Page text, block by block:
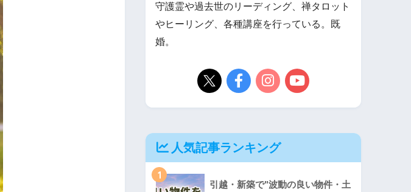
守護霊や過去世のリーディング、禅タロット
やヒーリング、各種講座を行っている。既
婚。
人気記事ランキング
1
引越・新築で"波動の良い物件・土